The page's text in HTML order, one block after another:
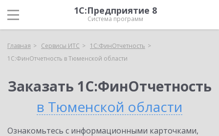
1С:Предприятие 8
Система программ
Главная Сервисы ИТС
1С:ФинОтчетность
1С:ФинОтчетность в Тюменской области
Заказать 1С:ФинОтчетность
в Тюменской области
Ознакомьтесь с информационными карточками,